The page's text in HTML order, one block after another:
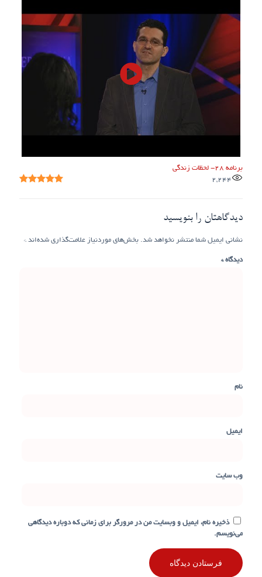
برنامه ۲۸- لحظات زندگی
2,244
دیدگاهتان را بنویسید
نشانی ایمیل شما منتشر نخواهد شد. بخش‌های موردنیاز علامت‌گذاری شده‌اند *
دیدگاه*
نام
ایمیل
وب‌ سایت
ذخیره نام، ایمیل و وبسایت من در مرورگر برای زمانی که دوباره دیدگاهی
می‌نویسم.